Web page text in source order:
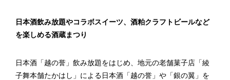
日本酒飲み放題やコラボスイーツ、酒粕クラフトビールなど
を楽しめる酒蔵まつり
日本酒「越の誉」飲み放題をはじめ、地元の老舗菓子店「綾
子舞本舗たかはし」による日本酒「越の誉」や「銀の翼」を